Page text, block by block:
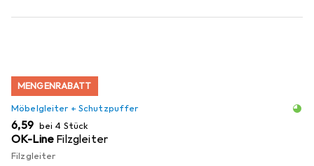
MENGENRABATT
Möbelgleiter + Schutzpuffer
EUR
6,59 bei 4 Stück
OK-Line Filzgleiter
Filzgleiter